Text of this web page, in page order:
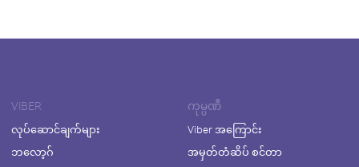
VIBER
လုပ်ဆောင်ချက်များ
ဘလော့ဂ်
ကုမ္ပဏီ
Viber အကြောင်း
အမှတ်တံဆိပ် စင်တာ